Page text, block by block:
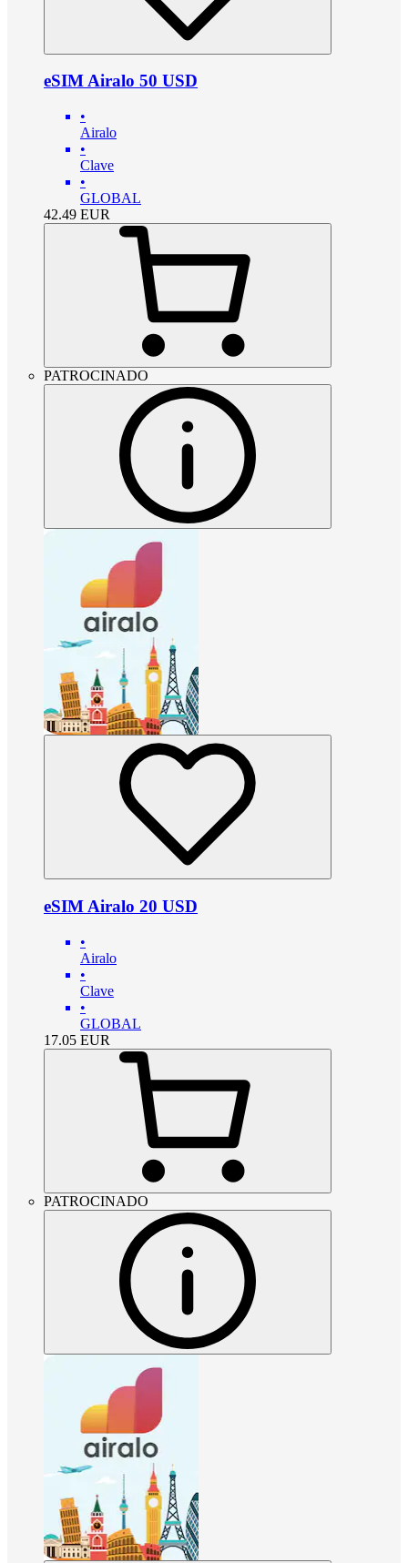
eSIM Airalo 50 USD
•
Airalo
•
Clave
•
GLOBAL
42.49 EUR
PATROCINADO
eSIM Airalo 20 USD
•
Airalo
•
Clave
•
GLOBAL
17.05 EUR
PATROCINADO